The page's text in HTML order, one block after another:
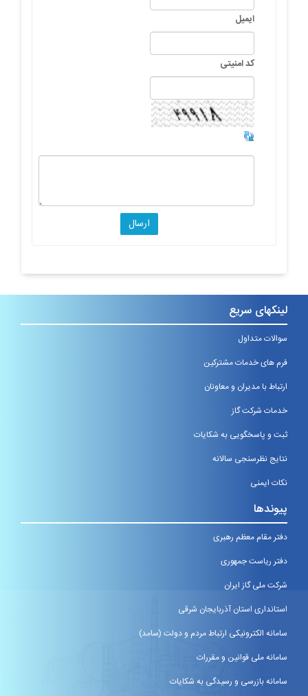
ایمیل
کد امنیتی
لینکهای سریع
سوالات متداول
فرم های خدمات مشترکین
ارتباط با مدیران و معاونان
خدمات شرکت گاز
ثبت و پاسخگویی به شکایات
نتایج نظرسنجی سالانه
نکات ایمنی
پیوندها
دفتر مقام معظم رهبری
دفتر ریاست جمهوری
شرکت ملی گاز ایران
استانداری استان آذربایجان شرقی
سامانه الکترونیکی ارتباط مردم و دولت (سامد)
سامانه ملی قوانین و مقررات
سامانه بازرسی و رسیدگی به شکایات